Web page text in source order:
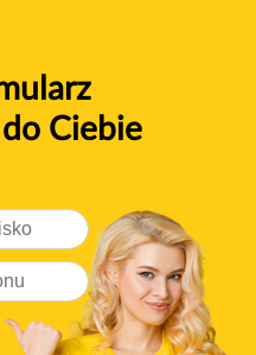
Ciebie